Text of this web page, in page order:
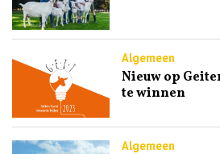
Algemeen
Nieuw op
te winnen
Algemeen